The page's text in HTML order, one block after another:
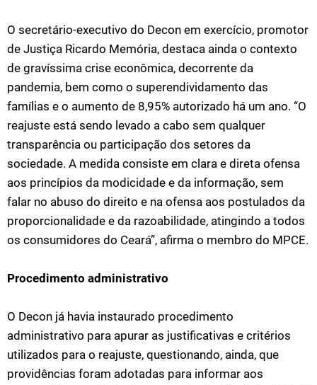
O secretário-executivo do Decon em exercício, promotor
de Justiça Ricardo Memória, destaca ainda o contexto
de gravíssima crise econômica, decorrente da
pandemia, bem como o superendividamento das
famílias e o aumento de 8,95% autorizado há um ano. “O
reajuste está sendo levado a cabo sem qualquer
transparência ou participação dos setores da
sociedade. A medida consiste em clara e direta ofensa
aos princípios da modicidade e da informação, sem
falar no abuso do direito e na ofensa aos postulados da
proporcionalidade e da razoabilidade, atingindo a todos
os consumidores do Ceará”, afirma o membro do MPCE.
Procedimento administrativo
O Decon já havia instaurado procedimento
administrativo para apurar as justificativas e critérios
utilizados para o reajuste, questionando, ainda, que
providências foram adotadas para informar aos